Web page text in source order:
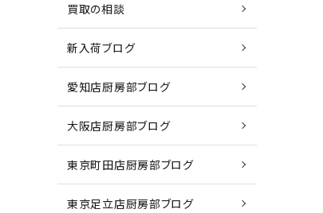
買取の相談
新入荷ブログ
愛知店厨房部ブログ
大阪店厨房部ブログ
東京町田店厨房部ブログ
東京足立店厨房部ブログ